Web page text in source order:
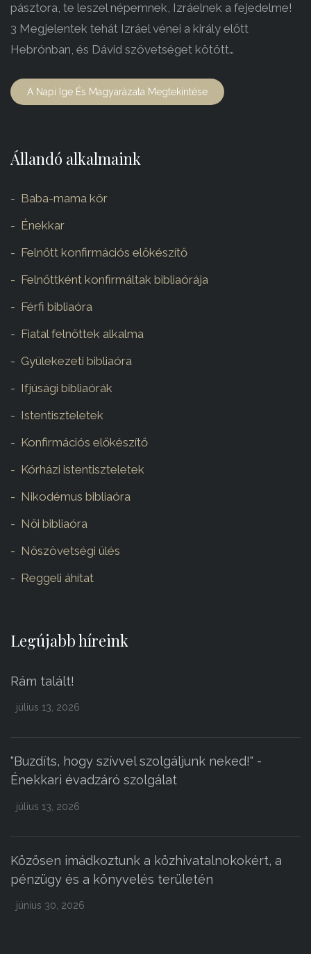
pásztora, te leszel népemnek, Izráelnek a fejedelme!
3 Megjelentek tehát Izráel vénei a király előtt
Hebrónban, és Dávid szövetséget kötött…
A Napi Ige És Magyarázata Megtekintése
Állandó alkalmaink
Baba-mama kör
Énekkar
Felnőtt konfirmációs előkészítő
Felnőttként konfirmáltak bibliaórája
Férfi bibliaóra
Fiatal felnőttek alkalma
Gyülekezeti bibliaóra
Ifjúsági bibliaórák
Istentiszteletek
Konfirmációs előkészítő
Kórházi istentiszteletek
Nikodémus bibliaóra
Női bibliaóra
Nőszövetségi ülés
Reggeli áhítat
Legújabb híreink
Rám talált!
július 13, 2026
"Buzdíts, hogy szívvel szolgáljunk neked!" -
Énekkari évadzáró szolgálat
július 13, 2026
Közösen imádkoztunk a közhivatalnokokért, a
pénzügy és a könyvelés területén
június 30, 2026